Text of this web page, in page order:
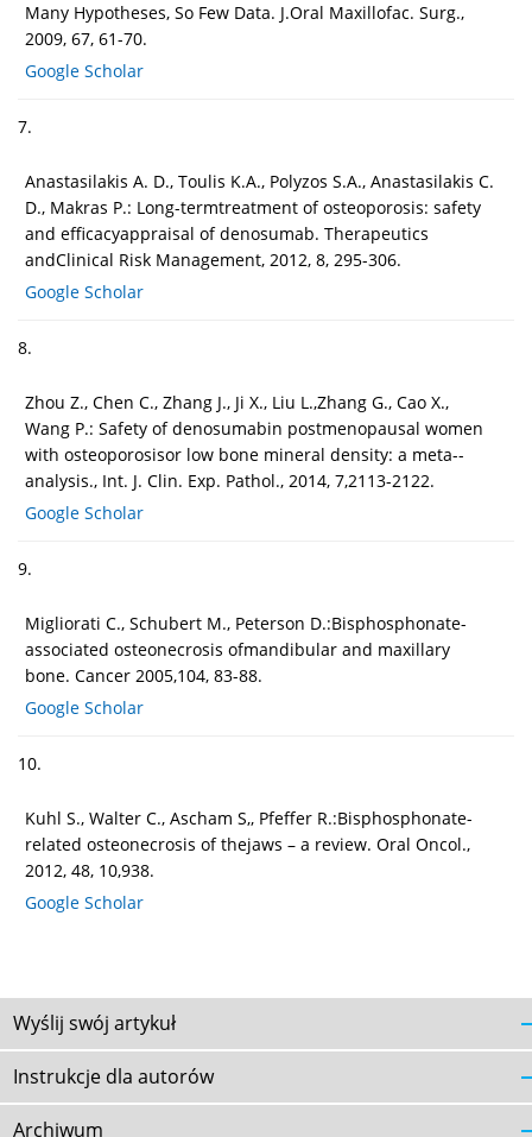
Many Hypotheses, So Few Data. J.Oral Maxillofac. Surg.,
2009, 67, 61-70.
Google Scholar
7.
Anastasilakis A. D., Toulis K.A., Polyzos S.A., Anastasilakis C.
D., Makras P.: Long-termtreatment of osteoporosis: safety
and efficacyappraisal of denosumab. Therapeutics
andClinical Risk Management, 2012, 8, 295-306.
Google Scholar
8.
Zhou Z., Chen C., Zhang J., Ji X., Liu L.,Zhang G., Cao X.,
Wang P.: Safety of denosumabin postmenopausal women
with osteoporosisor low bone mineral density: a meta--
analysis., Int. J. Clin. Exp. Pathol., 2014, 7,2113-2122.
Google Scholar
9.
Migliorati C., Schubert M., Peterson D.:Bisphosphonate-
associated osteonecrosis ofmandibular and maxillary
bone. Cancer 2005,104, 83-88.
Google Scholar
10.
Kuhl S., Walter C., Ascham S,, Pfeffer R.:Bisphosphonate-
related osteonecrosis of thejaws – a review. Oral Oncol.,
2012, 48, 10,938.
Google Scholar
Wyślij swój artykuł
Instrukcje dla autorów
Archiwum